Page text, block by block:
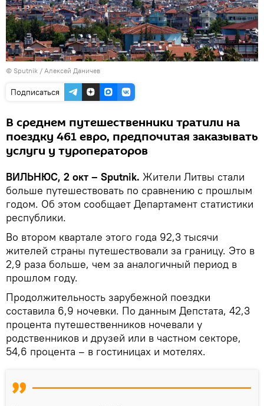
© Sputnik / Алексей Даничев
Подписаться
В среднем путешественники тратили на
поездку 461 евро, предпочитая заказывать
услуги у туроператоров
ВИЛЬНЮС, 2 окт – Sputnik. Жители Литвы стали
больше путешествовать по сравнению с прошлым
годом. Об этом сообщает Департамент статистики
республики.
Во втором квартале этого года 92,3 тысячи
жителей страны путешествовали за границу. Это в
2,9 раза больше, чем за аналогичный период в
прошлом году.
Продолжительность зарубежной поездки
составила 6,9 ночевки. По данным Депстата, 42,3
процента путешественников ночевали у
родственников и друзей или в частном секторе,
54,6 процента – в гостиницах и мотелях.